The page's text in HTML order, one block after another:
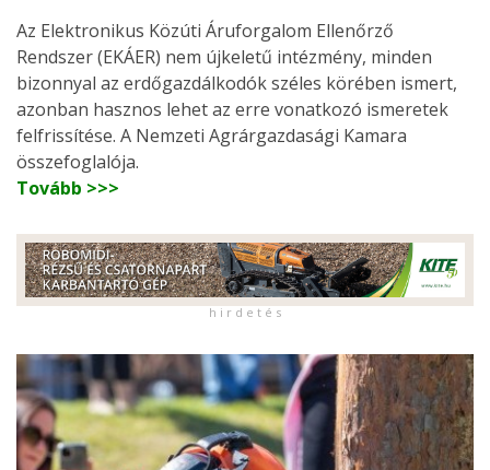
Az Elektronikus Közúti Áruforgalom Ellenőrző
Rendszer (EKÁER) nem újkeletű intézmény, minden
bizonnyal az erdőgazdálkodók széles körében ismert,
azonban hasznos lehet az erre vonatkozó ismeretek
felfrissítése. A Nemzeti Agrárgazdasági Kamara
összefoglalója.
Tovább >>>
h i r d e t é s